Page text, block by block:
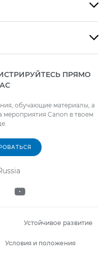


ПРЯМО
обучающие материалы, а
мероприятия Canon в твоем

Устойчивое развитие
Условия и положения